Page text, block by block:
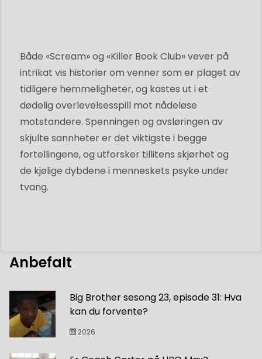
Både «Scream» og «Killer Book Club» vever på
intrikat vis historier om venner som er plaget av
tidligere hemmeligheter, og kastes ut i et
dødelig overlevelsesspill mot nådeløse
motstandere. Spenningen og avsløringen av
skjulte sannheter er det viktigste i begge
fortellingene, og utforsker tillitens skjørhet og
de kjølige dybdene i menneskets psyke under
tvang.
Anbefalt
Big Brother sesong 23, episode 31: Hva
kan du forvente?
2026